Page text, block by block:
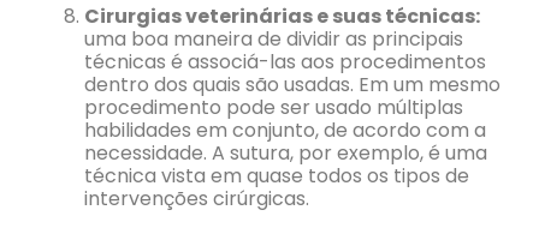
Cirurgias veterinárias e suas técnicas:
uma boa maneira de dividir as principais
técnicas é associá-las aos procedimentos
dentro dos quais são usadas. Em um mesmo
procedimento pode ser usado múltiplas
habilidades em conjunto, de acordo com a
necessidade. A sutura, por exemplo, é uma
técnica vista em quase todos os tipos de
intervenções cirúrgicas.